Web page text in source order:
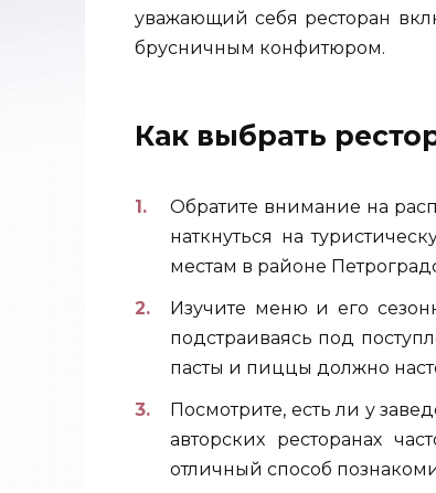
уважающий себя ресторан
брусничным конфитюром.
Как выбрать
Обратите внимание на
наткнуться на
местам в районе
Изучите меню и его
подстраиваясь под
пасты и пиццы должно
Посмотрите, есть ли у
авторских ресторанах
отличный способ